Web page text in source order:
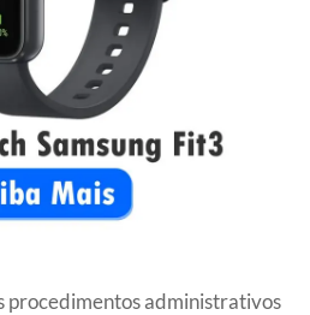
procedimentos administrativos